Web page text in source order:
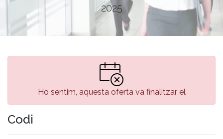
2025
Ho sentim, aquesta oferta va finalitzar el
Codi